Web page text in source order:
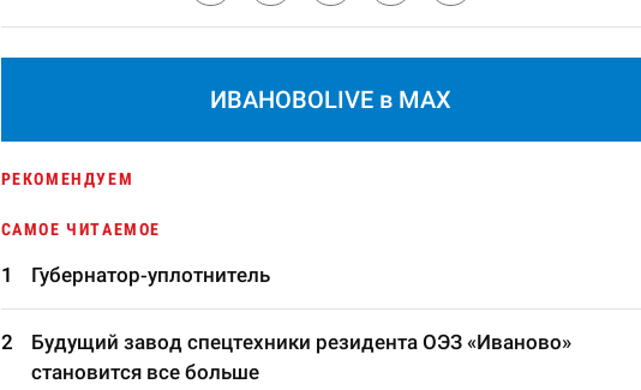
ИВАНОВОLIVE в MAX
РЕКОМЕНДУЕМ
САМОЕ ЧИТАЕМОЕ
Губернатор-уплотнитель
Будущий завод спецтехники резидента ОЭЗ «Иваново»
становится все больше